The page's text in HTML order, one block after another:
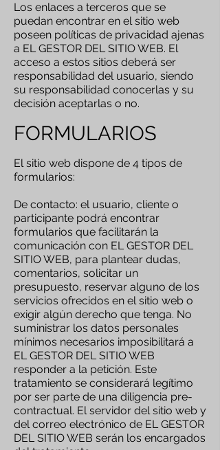
Los enlaces a terceros que se
puedan encontrar en el sitio web
poseen políticas de privacidad ajenas
a EL GESTOR DEL SITIO WEB. El
acceso a estos sitios deberá ser
responsabilidad del usuario, siendo
su responsabilidad conocerlas y su
decisión aceptarlas o no.
FORMULARIOS
El sitio web dispone de 4 tipos de
formularios:
De contacto: el usuario, cliente o
participante podrá encontrar
formularios que facilitarán la
comunicación con EL GESTOR DEL
SITIO WEB, para plantear dudas,
comentarios, solicitar un
presupuesto, reservar alguno de los
servicios ofrecidos en el sitio web o
exigir algún derecho que tenga. No
suministrar los datos personales
mínimos necesarios imposibilitará a
EL GESTOR DEL SITIO WEB
responder a la petición. Este
tratamiento se considerará legítimo
por ser parte de una diligencia pre-
contractual. El servidor del sitio web y
del correo electrónico de EL GESTOR
DEL SITIO WEB serán los encargados